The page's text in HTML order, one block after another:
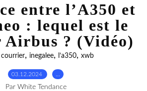
entre l’A350 et
: lequel est le
Airbus ? (Vidéo)
courrier, inegalee, l’a350, xwb
03.12.2024
Par White Tendance